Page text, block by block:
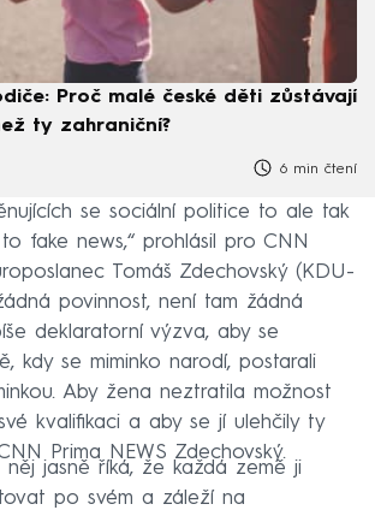
Proč malé české děti zůstávají
ty zahraniční?
6 min čtení
se sociální politice to ale tak
fake news,“ prohlásil pro CNN
Tomáš Zdechovský (KDU-
povinnost, není tam žádná
deklaratorní výzva, aby se
kdy se miminko narodí, postarali
Aby žena neztratila možnost
kvalifikaci a aby se jí ulehčily ty
Prima NEWS Zdechovský.
něj jasně říká, že každá země ji
po svém a záleží na